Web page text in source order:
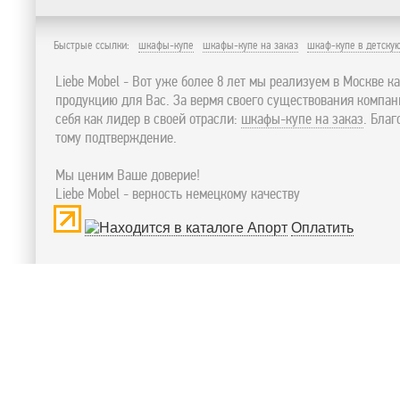
Быстрые ссылки: шкафы-купе шкафы-купе на заказ шкаф-купе в
Liebe Mobel - Вот уже более 8 лет мы реализуем в Москве
продукцию для Вас. За вермя своего существования
себя как лидер в своей отрасли: шкафы-купе на заказ.
тому подтверждение.
Мы ценим Ваше доверие!
Liebe Mobel - верность немецкому качеству
Оплатить